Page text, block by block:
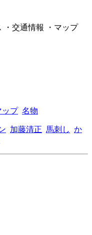
・交通情報 ・マップ
ップ 名物
加藤清正 馬刺し か